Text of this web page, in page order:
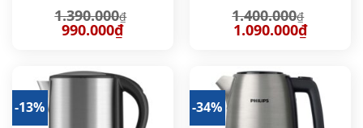
1.390.000₫
Giá
gốc
990.000₫Giá
1.400.000₫
Giá
gốc
1.090.000₫Giá
-13% -34%